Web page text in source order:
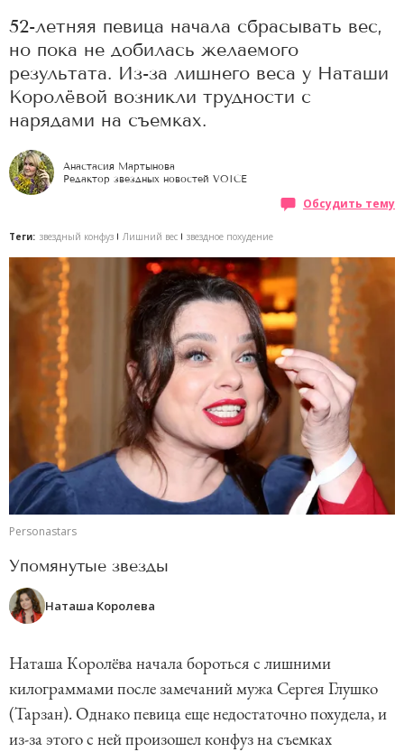
52-летняя певица начала сбрасывать вес,
но пока не добилась желаемого
результата. Из-за лишнего веса у Наташи
Королёвой возникли трудности с
нарядами на съемках.
Анастасия Мартынова
Редактор звездных новостей VOICE
Обсудить тему
Теги: звездный конфуз Лишний вес звездное похудение
Personastars
Упомянутые звезды
Наташа Королева
Наташа Королёва начала бороться с лишними
килограммами после замечаний мужа Сергея Глушко
(Тарзан). Однако певица еще недостаточно похудела, и
из-за этого с ней произошел конфуз на съемках